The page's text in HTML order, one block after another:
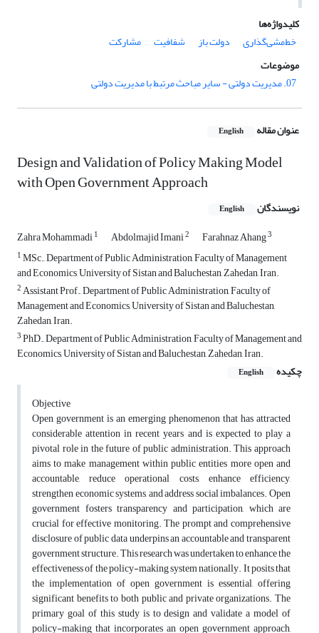
کلیدواژه‌ها
خط‌مشی‌گذاری
دولت باز شفافیت
مشارکت
موضوعات
07. مدیریت دولتی - سایر مباحث مرتبط با مدیریت دولتی
عنوان مقاله English
Design and Validation of Policy Making Model
with Open Government Approach
نویسندگان English
Zahra Mohammadi1 Abdolmajid Imani2 Farahnaz Ahang3
1MSc., Department of Public Administration, Faculty of Management
and Economics, University of Sistan and Baluchestan, Zahedan, Iran.
2Assistant Prof., Department of Public Administration, Faculty of
Management and Economics, University of Sistan and Baluchestan,
Zahedan, Iran.
3PhD., Department of Public Administration, Faculty of Management and
Economics, University of Sistan and Baluchestan, Zahedan, Iran.
چکیده
English
Objective
Open government is an emerging phenomenon that has attracted
considerable attention in recent years and is expected to play a
pivotal role in the future of public administration. This approach
aims to make management within public entities more open and
accountable, reduce operational costs, enhance efficiency,
strengthen economic systems, and address social imbalances. Open
government fosters transparency and participation, which are
crucial for effective monitoring. The prompt and comprehensive
disclosure of public data underpins an accountable and transparent
government structure. This research was undertaken to enhance the
effectiveness of the policy-making system nationally. It posits that
the implementation of open government is essential, offering
significant benefits to both public and private organizations. The
primary goal of this study is to design and validate a model of
policy-making that incorporates an open government approach,